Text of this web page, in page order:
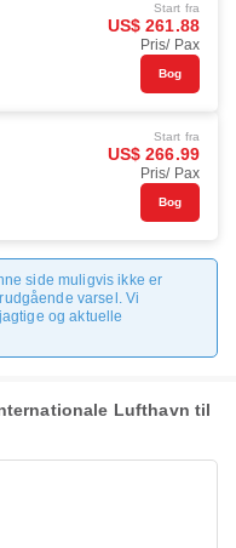
Start fra
US$ 261.88
Pris/ Pax
Bog
Start fra
US$ 266.99
Pris/ Pax
Bog
side muligvis ikke er
varsel. Vi
og aktuelle
Lufthavn til